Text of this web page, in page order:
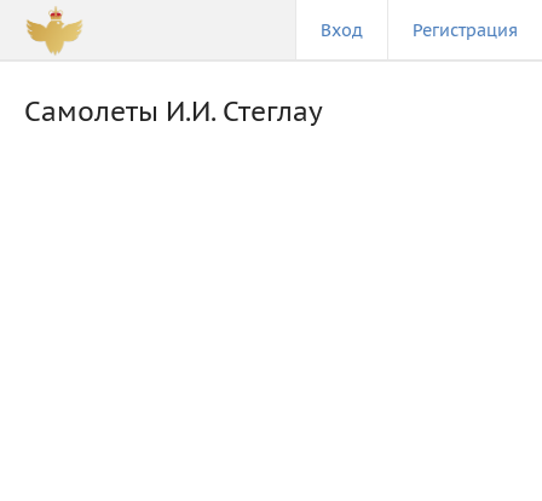
Вход Регистрация
Самолеты И.И. Стеглау